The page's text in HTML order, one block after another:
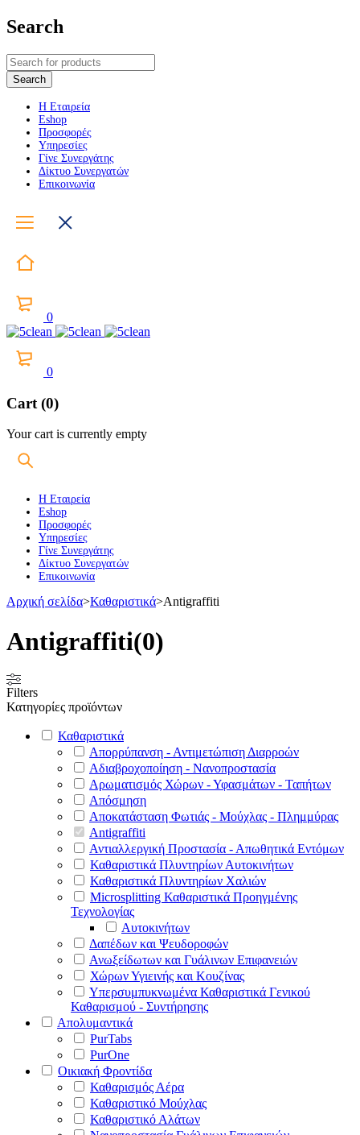
Search
Η Εταιρεία
Eshop
Προσφορές
Υπηρεσίες
Γίνε Συνεργάτης
Δίκτυο Συνεργατών
Επικοινωνία
0
0
Cart (0)
Your cart is currently empty
Η Εταιρεία
Eshop
Προσφορές
Υπηρεσίες
Γίνε Συνεργάτης
Δίκτυο Συνεργατών
Επικοινωνία
Αρχική σελίδα>Καθαριστικά>Antigraffiti
Antigraffiti(0)
Filters
Κατηγορίες προϊόντων
Καθαριστικά
Απορρύπανση - Αντιμετώπιση Διαρροών
Αδιαβροχοποίηση - Νανοπροστασία
Αρωματισμός Χώρων - Υφασμάτων - Ταπήτων
Απόσμηση
Αποκατάσταση Φωτιάς - Μούχλας - Πλημμύρας
Antigraffiti
Αντιαλλεργική Προστασία - Απωθητικά Εντόμων
Καθαριστικά Πλυντηρίων Αυτοκινήτων
Καθαριστικά Πλυντηρίων Χαλιών
Microsplitting Καθαριστικά Προηγμένης
Τεχνολογίας
Αυτοκινήτων
Δαπέδων και Ψευδοροφών
Ανωξείδωτων και Γυάλινων Επιφανειών
Χώρων Υγιεινής και Κουζίνας
Υπερσυμπυκνωμένα Καθαριστικά Γενικού
Καθαρισμού - Συντήρησης
Απολυμαντικά
PurTabs
PurOne
Οικιακή Φροντίδα
Καθαρισμός Αέρα
Καθαριστικό Μούχλας
Καθαριστικό Αλάτων